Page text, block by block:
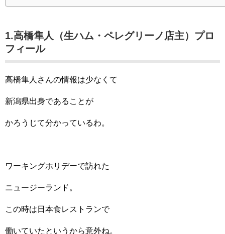
1.高橋隼人（生ハム・ペレグリーノ店主）プロ
フィール
高橋隼人さんの情報は少なくて
新潟県出身であることが
かろうじて分かっているわ。
ワーキングホリデーで訪れた
ニュージーランド。
この時は日本食レストランで
働いていたというから意外ね。